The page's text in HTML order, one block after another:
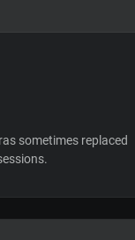
sometimes replaced